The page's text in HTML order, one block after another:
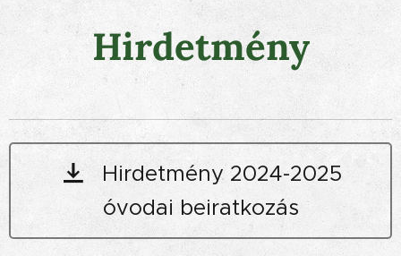
Hirdetmény
Hirdetmény 2024-2025
óvodai beiratkozás